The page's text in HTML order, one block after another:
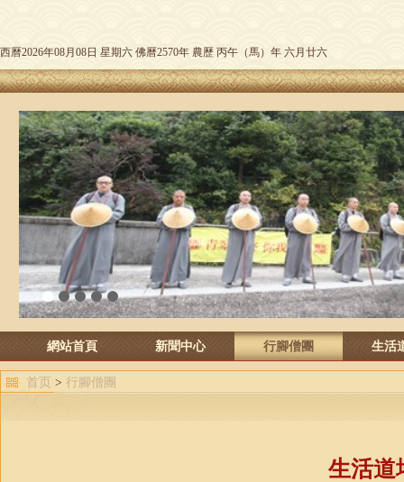
西曆2026年08月08日 星期六 佛曆2570年 農歷 丙午（馬）年 六月廿六
1 2 3 4 5
網站首頁 新聞中心 行腳僧團 生活
首页 > 行腳僧團
生活道